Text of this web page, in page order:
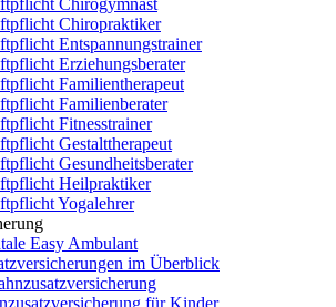
Chirogymnast
Chiropraktiker
Entspannungstrainer
Erziehungsberater
Familientherapeut
Familienberater
Fitnesstrainer
Gestalttherapeut
Gesundheitsberater
Heilpraktiker
Yogalehrer
Easy Ambulant
im Überblick
für Kinder